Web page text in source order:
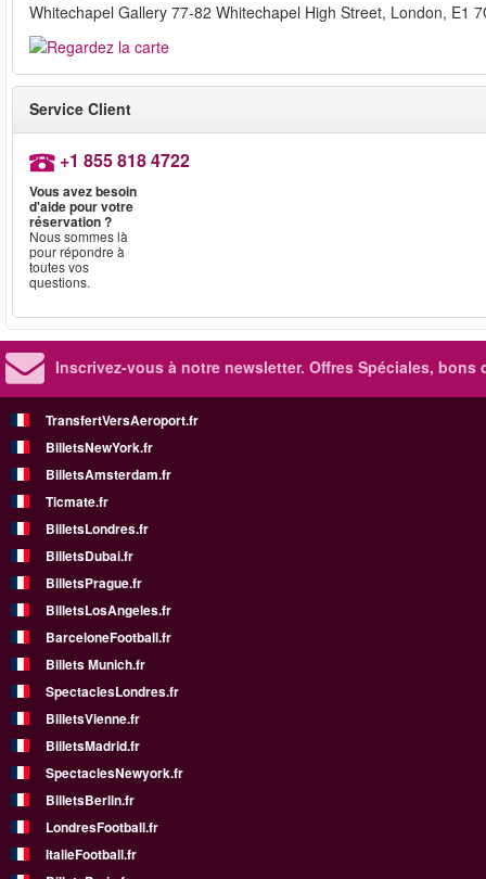
Whitechapel Gallery 77-82 Whitechapel High Street, London, E1
Service Client
+1 855 818 4722
Vous avez besoin
d'aide pour votre
réservation ?
Nous sommes là
pour répondre à
toutes vos
questions.
Inscrivez-vous à notre newsletter. Offres Spéciales, bons
TransfertVersAeroport.fr
BilletsNewYork.fr
BilletsAmsterdam.fr
Ticmate.fr
BilletsLondres.fr
BilletsDubai.fr
BilletsPrague.fr
BilletsLosAngeles.fr
BarceloneFootball.fr
Billets Munich.fr
SpectaclesLondres.fr
BilletsVienne.fr
BilletsMadrid.fr
SpectaclesNewyork.fr
BilletsBerlin.fr
LondresFootball.fr
ItalieFootball.fr